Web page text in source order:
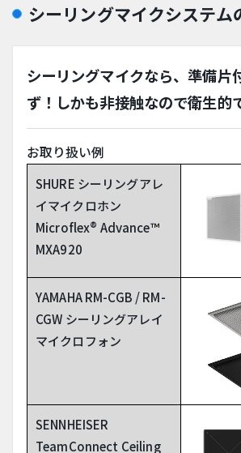
シーリングマイクシステム
シーリングマイクなら、準備片
ず！しかも非接触なので衛生的
お取り扱い例
SHURE シーリングアレ
イマイクロホン
Microflex® Advance™
MXA920
YAMAHA RM-CGB / RM-
CGW シーリングアレイ
マイクロフォン
SENNHEISER
TeamConnect Ceiling